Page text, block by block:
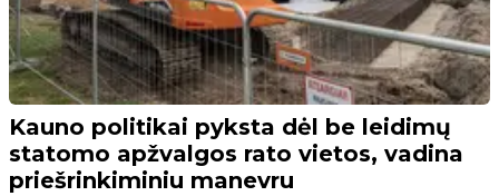
Kauno politikai pyksta dėl be leidimų
statomo apžvalgos rato vietos, vadina
priešrinkiminiu manevru